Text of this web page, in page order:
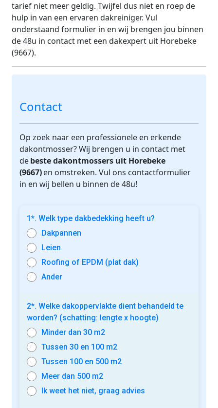
tarief niet meer geldig. Twijfel dus niet en roep de
hulp in van een ervaren dakreiniger. Vul
onderstaand formulier in en wij brengen jou binnen
de 48u in contact met een dakexpert uit Horebeke
(9667).
Contact
Op zoek naar een professionele en erkende
dakontmosser? Wij brengen u in contact met
debeste dakontmossers uit Horebeke
(9667)en omstreken. Vul ons contactformulier
in en wij bellen u binnen de 48u!
1*. Welk type dakbedekking heeft u?
Dakpannen
Leien
Roofing of EPDM (plat dak)
Ander
2*. Welke dakoppervlakte dient behandeld te
worden? (schatting: lengte x hoogte)
Minder dan 30 m2
Tussen 30 en 100 m2
Tussen 100 en 500 m2
Meer dan 500 m2
Ik weet het niet, graag advies